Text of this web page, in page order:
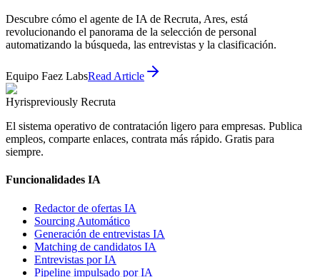
Descubre cómo el agente de IA de Recruta, Ares, está
revolucionando el panorama de la selección de personal
automatizando la búsqueda, las entrevistas y la clasificación.
Equipo Faez LabsRead Article
Hyrispreviously Recruta
El sistema operativo de contratación ligero para empresas. Publica
empleos, comparte enlaces, contrata más rápido. Gratis para
siempre.
Funcionalidades IA
Redactor de ofertas IA
Sourcing Automático
Generación de entrevistas IA
Matching de candidatos IA
Entrevistas por IA
Pipeline impulsado por IA